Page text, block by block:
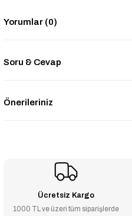
Yorumlar (0)
Soru & Cevap
Önerileriniz
Ücretsiz Kargo
1000 TL ve üzeri tüm siparişlerde